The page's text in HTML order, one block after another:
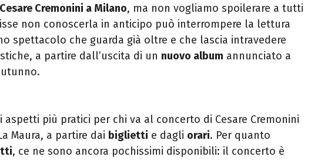
Cremonini a Milano, ma non vogliamo spoilerare a tutti
non conoscerla in anticipo può interrompere la lettura
spettacolo che guarda già oltre e che lascia intravedere
a partire dall’uscita di un nuovo album annunciato a
aspetti più pratici per chi va al concerto di Cesare Cremonini
Maura, a partire dai biglietti e dagli orari. Per quanto
, ce ne sono ancora pochissimi disponibili: il concerto è